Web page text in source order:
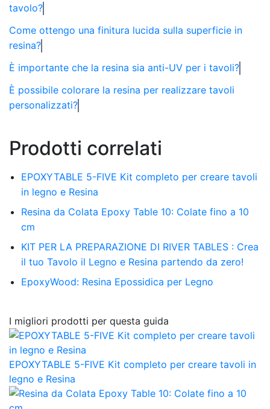
tavolo?
Come ottengo una finitura lucida sulla superficie in
resina?
È importante che la resina sia anti-UV per i tavoli?
È possibile colorare la resina per realizzare tavoli
personalizzati?
Prodotti correlati
EPOXYTABLE 5-FIVE Kit completo per creare tavoli
in legno e Resina
Resina da Colata Epoxy Table 10: Colate fino a 10
cm
KIT PER LA PREPARAZIONE DI RIVER TABLES : Crea
il tuo Tavolo il Legno e Resina partendo da zero!
EpoxyWood: Resina Epossidica per Legno
I migliori prodotti per questa guida
EPOXYTABLE 5-FIVE Kit completo per creare tavoli in
legno e Resina